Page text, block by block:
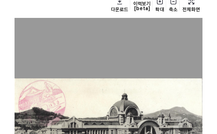
다운로드
이력보기
[beta]
확대 축소 전체화면